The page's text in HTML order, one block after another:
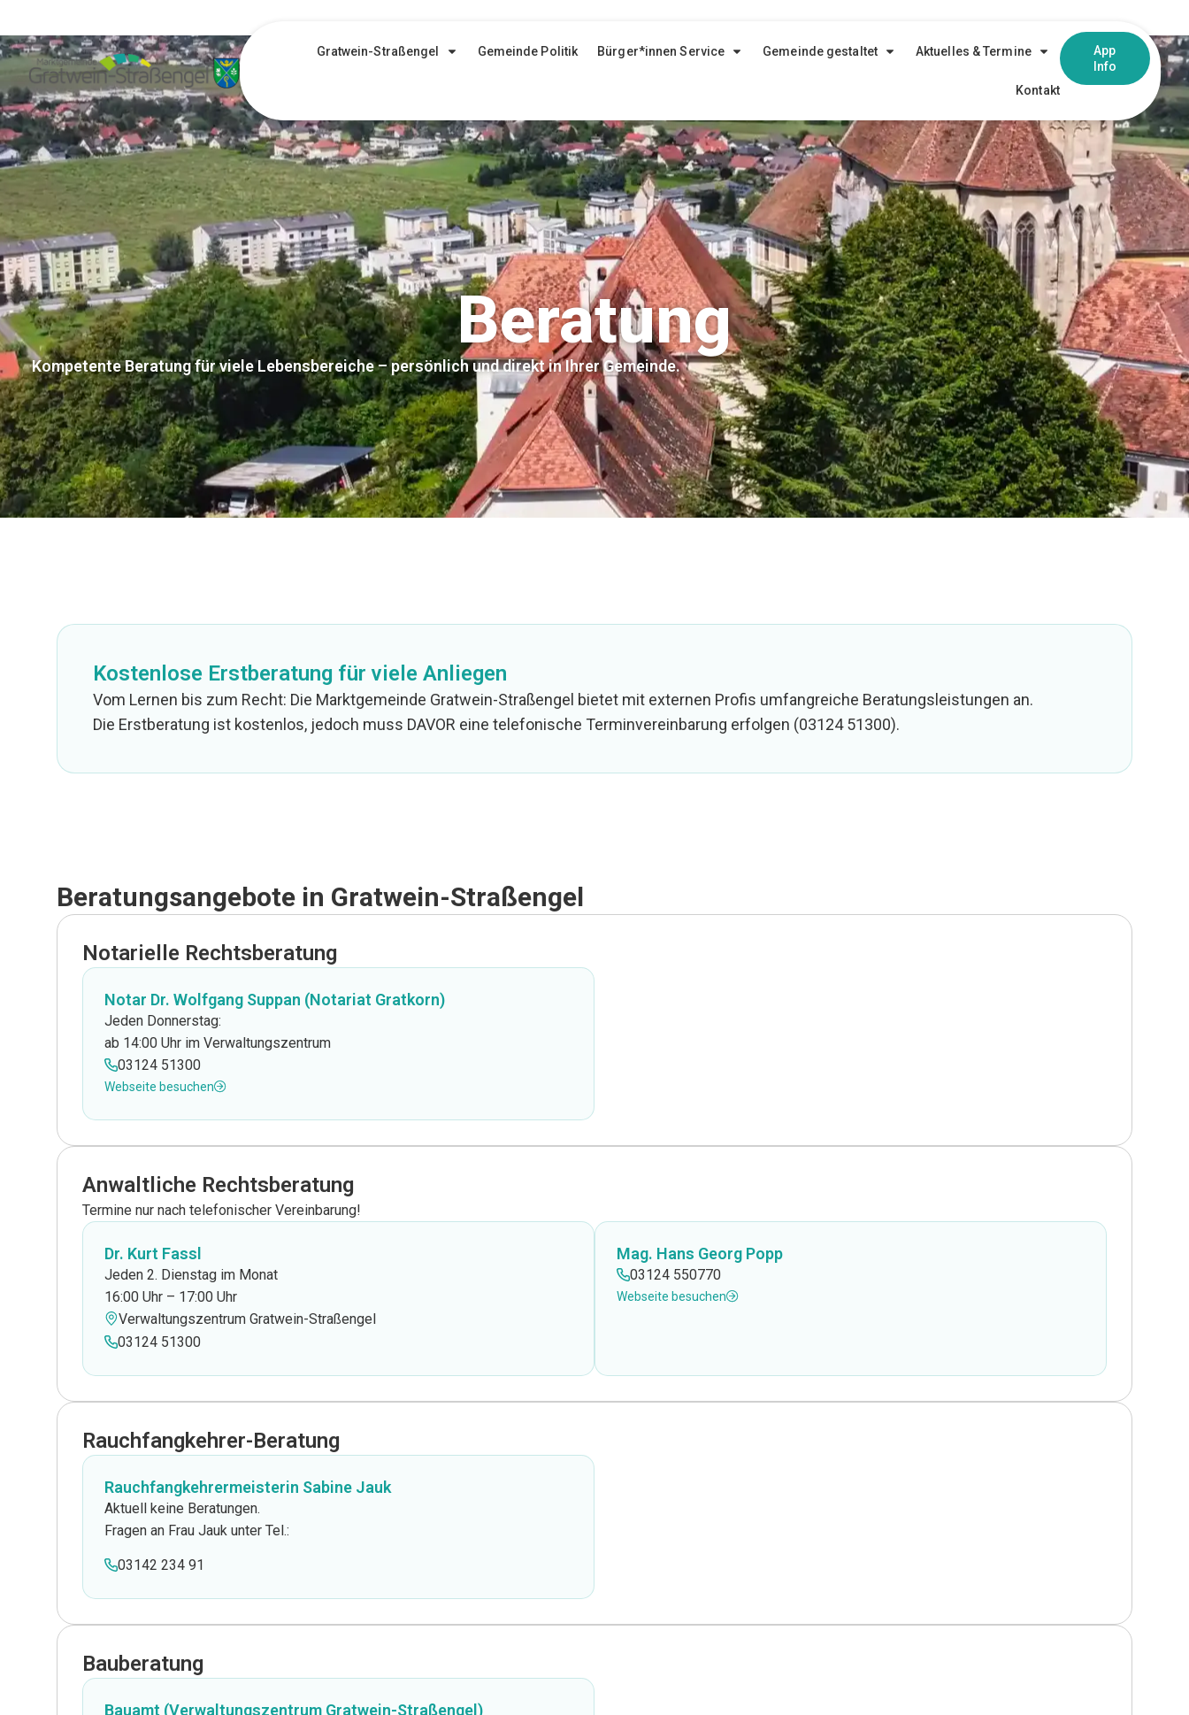
Gratwein-Straßengel Gemeinde Politik Bürger*innen Service Gemeinde gestaltet Aktuelles & Termine
Kontakt
App
Info
Beratung
Kompetente Beratung für viele Lebensbereiche – persönlich und direkt in Ihrer Gemeinde.
Kostenlose Erstberatung für viele Anliegen
Vom Lernen bis zum Recht: Die Marktgemeinde Gratwein-Straßengel bietet mit externen Profis umfangreiche Beratungsleistungen an.
Die Erstberatung ist kostenlos, jedoch muss DAVOR eine telefonische Terminvereinbarung erfolgen (03124 51300).
Beratungsangebote in Gratwein-Straßengel
Notarielle Rechtsberatung
Notar Dr. Wolfgang Suppan (Notariat Gratkorn)
Jeden Donnerstag:
ab 14:00 Uhr im Verwaltungszentrum
03124 51300
Webseite besuchen
Anwaltliche Rechtsberatung
Termine nur nach telefonischer Vereinbarung!
Dr. Kurt Fassl
Jeden 2. Dienstag im Monat
16:00 Uhr – 17:00 Uhr
Verwaltungszentrum Gratwein-Straßengel
03124 51300
Mag. Hans Georg Popp
03124 550770
Webseite besuchen
Rauchfangkehrer-Beratung
Rauchfangkehrermeisterin Sabine Jauk
Aktuell keine Beratungen.
Fragen an Frau Jauk unter Tel.:
03142 234 91
Bauberatung
Bauamt (Verwaltungszentrum Gratwein-Straßengel)